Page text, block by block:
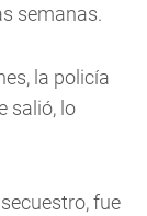
semanas.
la policía
salió, lo
fue